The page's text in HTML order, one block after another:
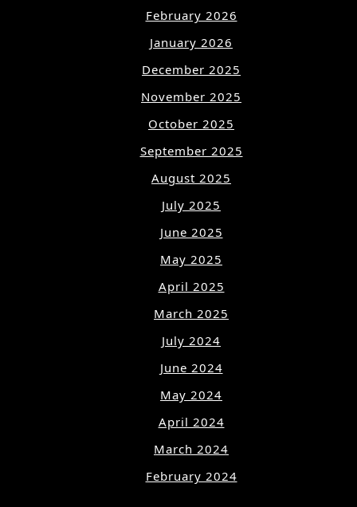
February 2026
January 2026
December 2025
November 2025
October 2025
September 2025
August 2025
July 2025
June 2025
May 2025
April 2025
March 2025
July 2024
June 2024
May 2024
April 2024
March 2024
February 2024